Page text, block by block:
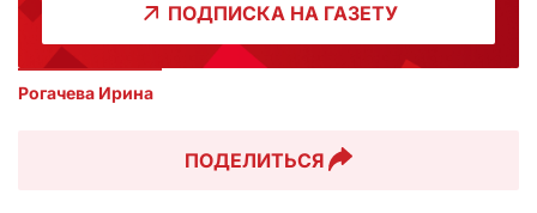
ПОДПИСКА НА ГАЗЕТУ
Рогачева Ирина
ПОДЕЛИТЬСЯ